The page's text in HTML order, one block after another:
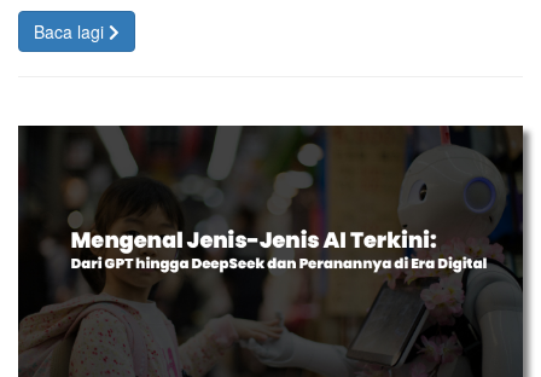
Baca lagi